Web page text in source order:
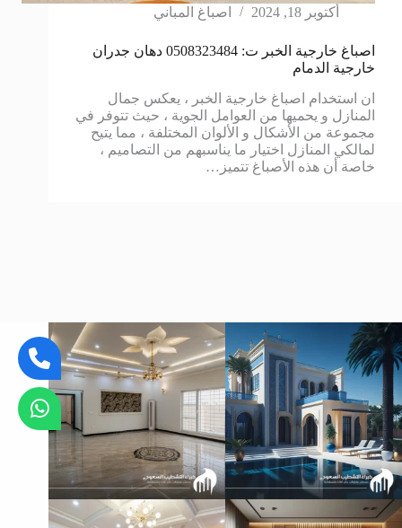
أكتوبر 18, 2024 اصباغ المباني
اصباغ خارجية الخبر ت: 0508323484 دهان جدران
خارجية الدمام
ان استخدام اصباغ خارجية الخبر ، يعكس جمال
المنازل و يحميها من العوامل الجوية ، حيث تتوفر في
مجموعة من الأشكال و الألوان المختلفة ، مما يتيح
لمالكي المنازل اختيار ما يناسبهم من التصاميم ،
خاصة أن هذه الأصباغ تتميز…